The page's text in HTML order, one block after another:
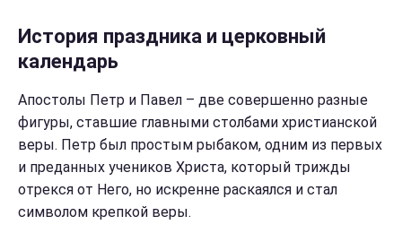
История праздника и церковный
календарь
Апостолы Петр и Павел – две совершенно разные
фигуры, ставшие главными столбами христианской
веры. Петр был простым рыбаком, одним из первых
и преданных учеников Христа, который трижды
отрекся от Него, но искренне раскаялся и стал
символом крепкой веры.